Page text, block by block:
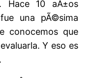
Hace 10 aÃ±os
una pÃ©sima
conocemos que
Y eso es